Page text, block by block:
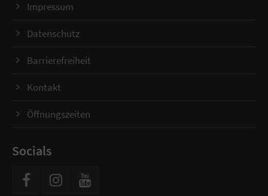
Impressum
Datenschutz
Barrierefreiheit
Kontakt
Öffnungszeiten
Socials